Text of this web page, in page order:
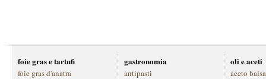
foie gras e tartufi
foie gras d'anatra
gastronomia
antipasti
oli e aceti
aceto